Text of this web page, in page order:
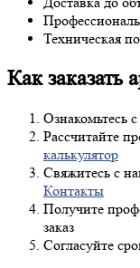
Техническая
Как заказать
Ознакомьтесь
Рассчитайте
калькулятор
Свяжитесь с
Контакты
Получите
заказ
Согласуйте